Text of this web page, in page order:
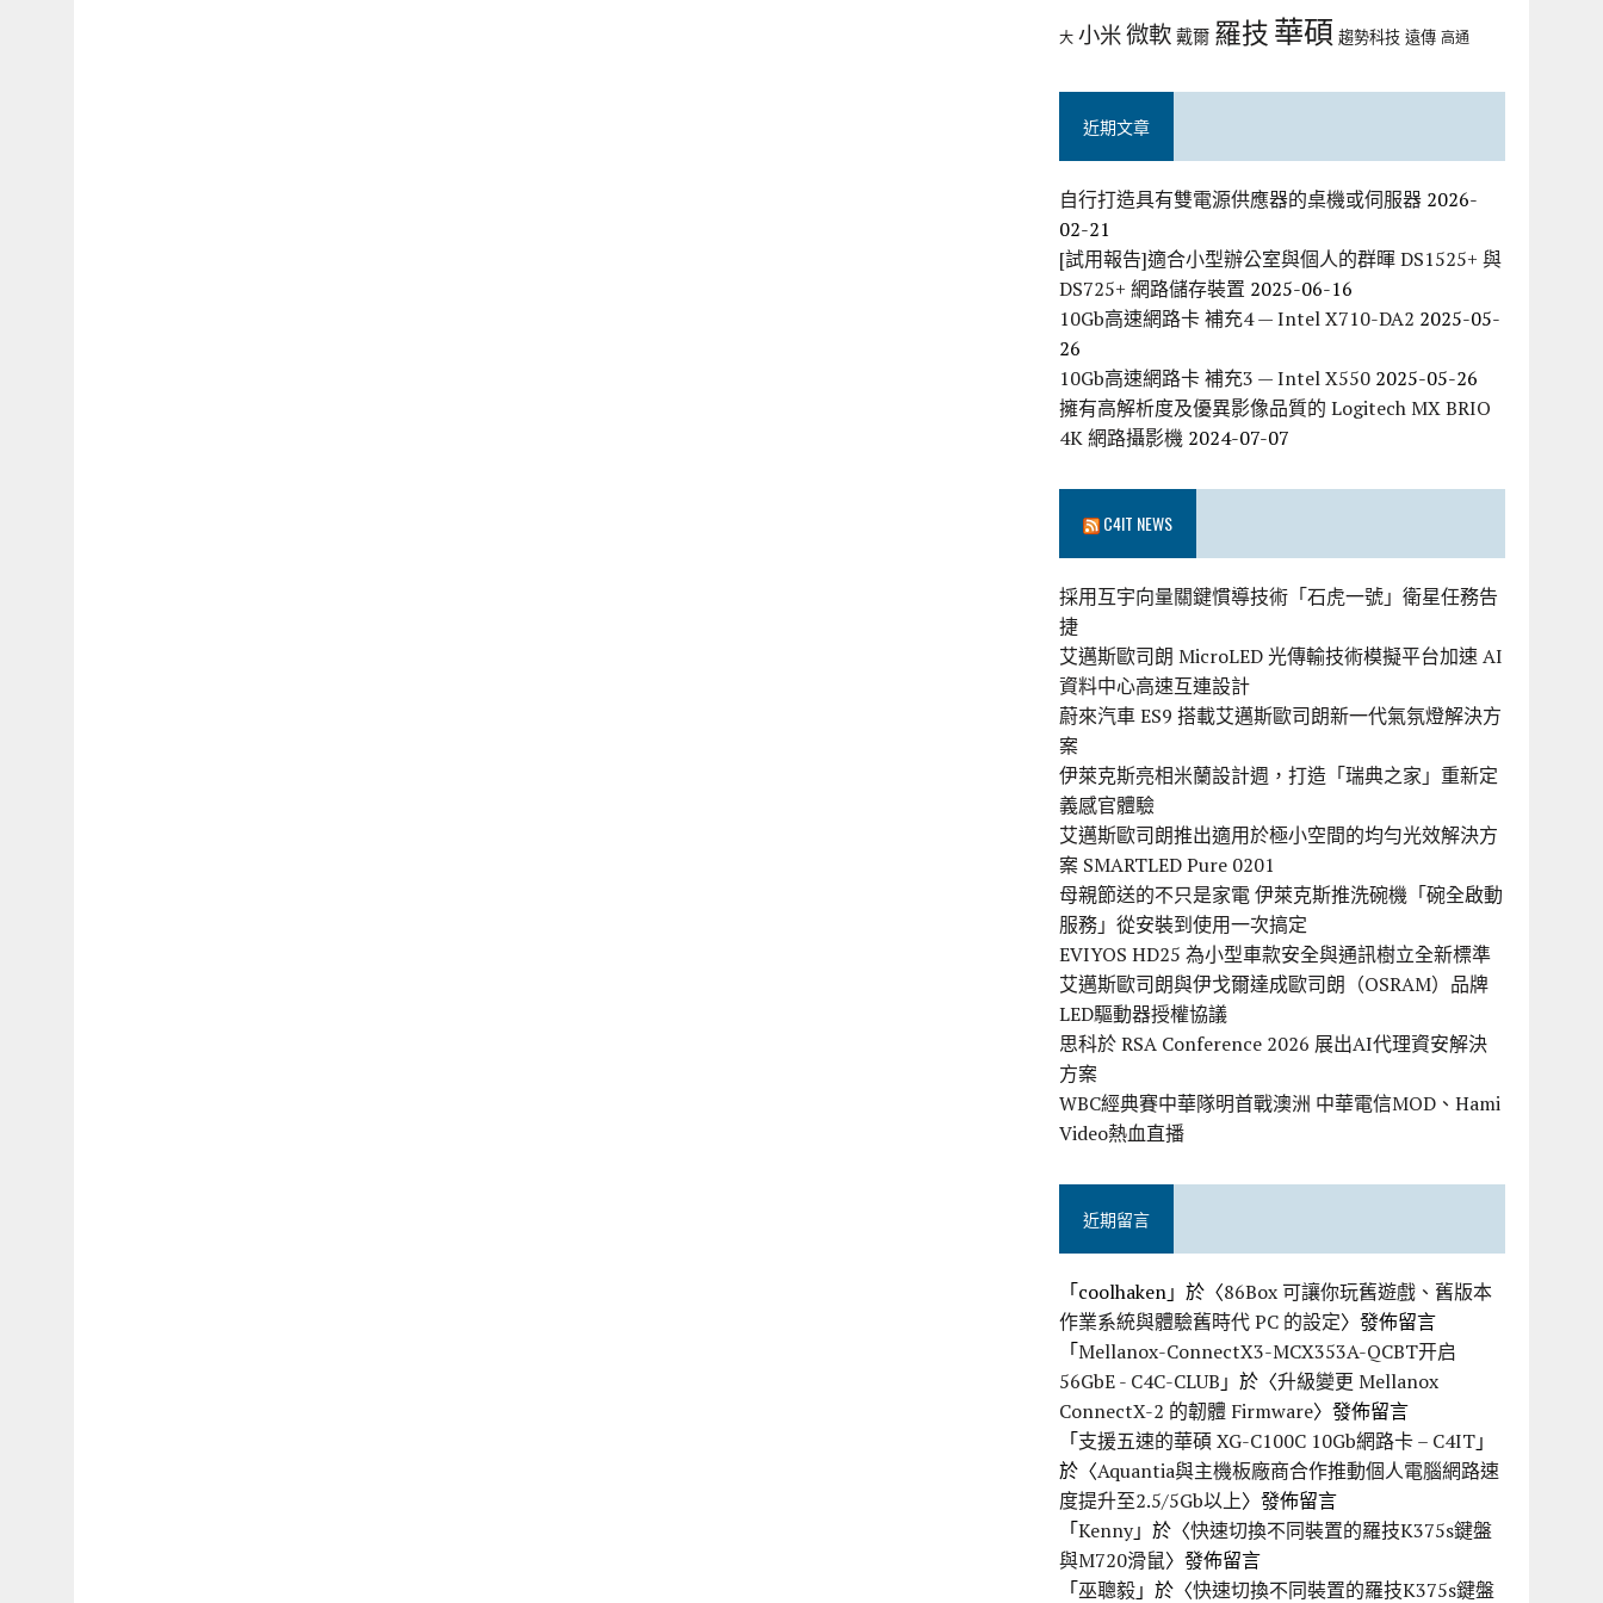
大 小米微軟 戴爾 羅技華碩 趨勢科技 遠傳 高通
近期文章
自行打造具有雙電源供應器的桌機或伺服器 2026-
02-21
[試用報告]適合小型辦公室與個人的群暉 DS1525+ 與
DS725+ 網路儲存裝置 2025-06-16
10Gb高速網路卡 補充4 — Intel X710-DA2 2025-05-
26
10Gb高速網路卡 補充3 — Intel X550 2025-05-26
擁有高解析度及優異影像品質的 Logitech MX BRIO
4K 網路攝影機 2024-07-07
C4IT NEWS
採用互宇向量關鍵慣導技術「石虎一號」衛星任務告
捷
艾邁斯歐司朗 MicroLED 光傳輸技術模擬平台加速 AI
資料中心高速互連設計
蔚來汽車 ES9 搭載艾邁斯歐司朗新一代氣氛燈解決方
案
伊萊克斯亮相米蘭設計週，打造「瑞典之家」重新定
義感官體驗
艾邁斯歐司朗推出適用於極小空間的均勻光效解決方
案 SMARTLED Pure 0201
母親節送的不只是家電 伊萊克斯推洗碗機「碗全啟動
服務」從安裝到使用一次搞定
EVIYOS HD25 為小型車款安全與通訊樹立全新標準
艾邁斯歐司朗與伊戈爾達成歐司朗（OSRAM）品牌
LED驅動器授權協議
思科於 RSA Conference 2026 展出AI代理資安解決
方案
WBC經典賽中華隊明首戰澳洲 中華電信MOD、Hami
Video熱血直播
近期留言
「coolhaken」於〈86Box 可讓你玩舊遊戲、舊版本
作業系統與體驗舊時代 PC 的設定〉發佈留言
「Mellanox-ConnectX3-MCX353A-QCBT开启
56GbE - C4C-CLUB 」於〈升級變更 Mellanox
ConnectX-2 的韌體 Firmware〉發佈留言
「支援五速的華碩 XG-C100C 10Gb網路卡 – C4IT」
於〈Aquantia與主機板廠商合作推動個人電腦網路速
度提升至2.5/5Gb以上〉發佈留言
「Kenny」於〈快速切換不同裝置的羅技K375s鍵盤
與M720滑鼠〉發佈留言
「巫聰毅」於〈快速切換不同裝置的羅技K375s鍵盤